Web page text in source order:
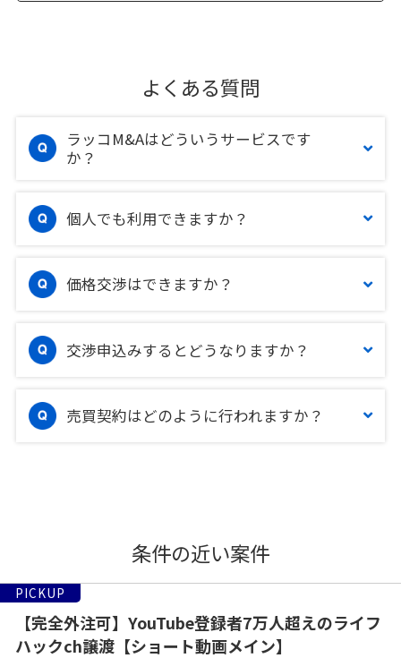
よくある質問
ラッコM&Aはどういうサービスです
か？
個人でも利用できますか？
価格交渉はできますか？
交渉申込みするとどうなりますか？
売買契約はどのように行われますか？
条件の近い案件
PICKUP
【完全外注可】YouTube登録者7万人超えのライフ
ハックch譲渡【ショート動画メイン】